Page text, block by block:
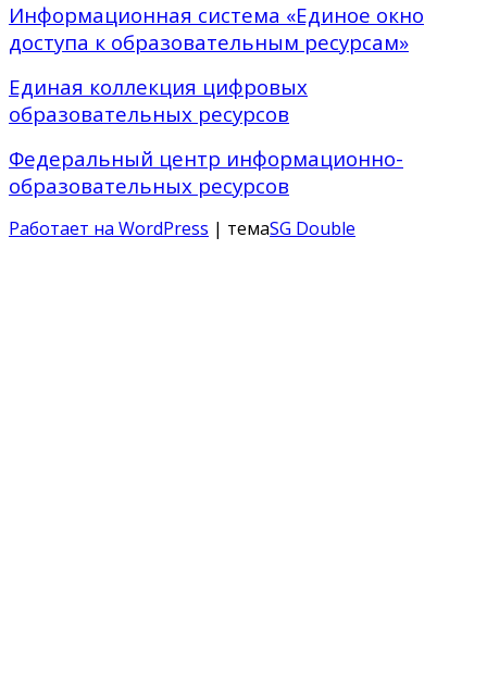
Информационная система «Единое окно
доступа к образовательным ресурсам»
Единая коллекция цифровых
образовательных ресурсов
Федеральный центр информационно-
образовательных ресурсов
Работает на WordPress | темаSG Double